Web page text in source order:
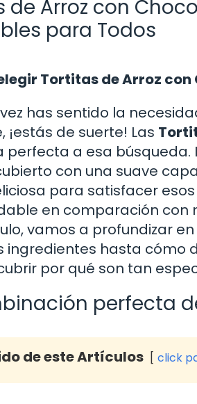
de Arroz con
para Todos
Tortitas de Arroz
has sentido la
¡estás de suerte! Las
perfecta a esa búsqueda.
con una suave
para satisfacer
en comparación con
vamos a profundizar
ingredientes hasta cómo
por qué son tan
perfecta
de este Artículos click